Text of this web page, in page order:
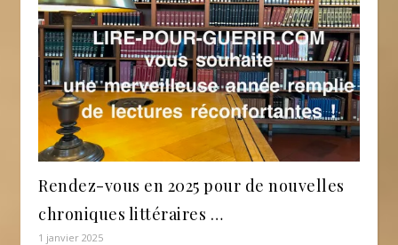
Rendez-vous en 2025 pour de nouvelles
chroniques littéraires …
1 janvier 2025